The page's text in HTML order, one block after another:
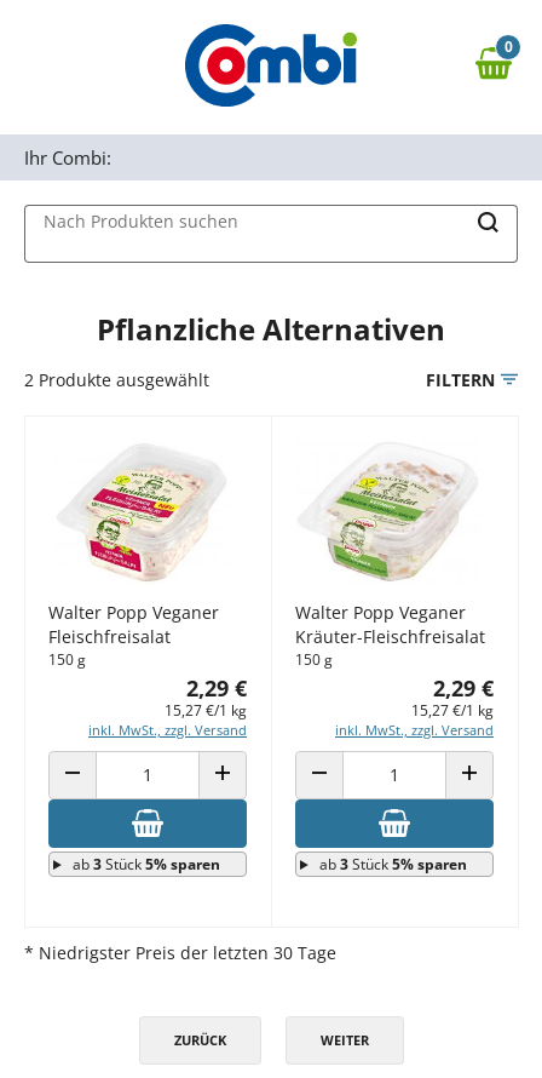
Zur Navigation springen
0,00 €
0
Nach Produkten suchen
Ihr Combi:
Pflanzliche Alternativen
2 Produkte ausgewählt FILTERN
Walter Popp Veganer
Fleischfreisalat
150 g
2,29 €
15,27 €/1 kg
inkl. MwSt., zzgl. Versand
ANZAHL VERRINGERN ANZAHL ERHÖHEN
ab3Stück5% sparen
Walter Popp Veganer
Kräuter-Fleischfreisalat
150 g
2,29 €
15,27 €/1 kg
inkl. MwSt., zzgl. Versand
ANZAHL VERRINGERN ANZAHL
ab3Stück5% sparen
* Niedrigster Preis der letzten 30 Tage
ZURÜCK WEITER